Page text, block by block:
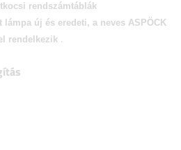
rendszámtáblák
lámpa új és eredeti, a neves ASPÖCK
rendelkezik .